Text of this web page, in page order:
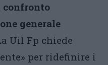
confronto
generale
Uil Fp chiede
per ridefinire i